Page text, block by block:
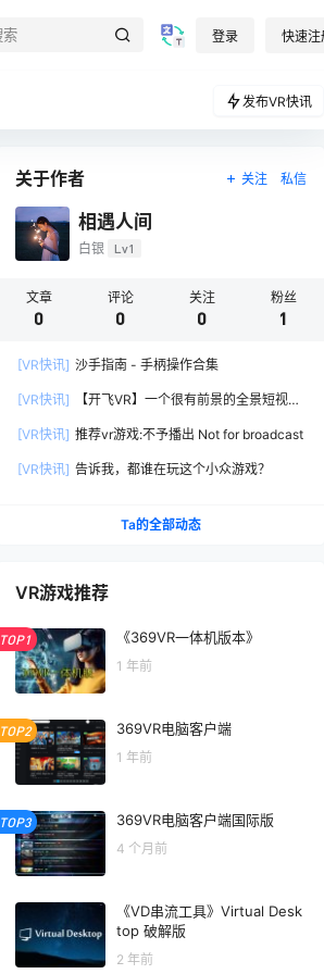
登录 快速注
发布VR快讯
关于作者 关注 私信
相遇人间
白银 Lv1
文章
0
评论
0
关注
0
粉丝
1
[VR快讯] 沙手指南 - 手柄操作合集
[VR快讯]
【开飞VR】一个很有前景的全景短视频
[VR快讯] 推荐vr游戏:不予播出 Not for broadcast
[VR快讯] 告诉我，都谁在玩这个小众游戏？
Ta的全部动态
VR游戏推荐
TOP1 《369VR一体机版本》
1 年前
TOP2 369VR电脑客户端
1 年前
TOP3 369VR电脑客户端国际版
4 个月前
《VD串流工具》Virtual Desk
top 破解版
2 年前